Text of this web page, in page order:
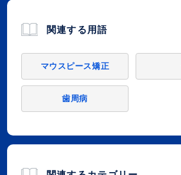
関連する用語
マウスピース矯正
歯周病